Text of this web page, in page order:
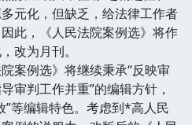
元化，但缺乏，给法律工作者
此，《人民法院案例选》将作
改为月刊。
例选》将继续秉承“反映审
审判工作并重”的编辑方针，
”等编辑特色。考虑到*高人民